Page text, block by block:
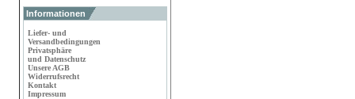
Informationen
Liefer- und
Versandbedingungen
Privatsphäre
und Datenschutz
Unsere AGB
Widerrufsrecht
Kontakt
Impressum